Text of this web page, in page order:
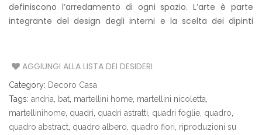
definiscono l’arredamento di ogni spazio. L’arte è parte
integrante del design degli interni e la scelta dei dipinti
AGGIUNGI ALLA LISTA DEI DESIDERI
Category: Decoro Casa
Tags: andria bat martellini home martellini nicoletta
martellinihome quadri quadri astratti quadri foglie quadro
quadro abstract quadro albero quadro fiori riproduzioni su